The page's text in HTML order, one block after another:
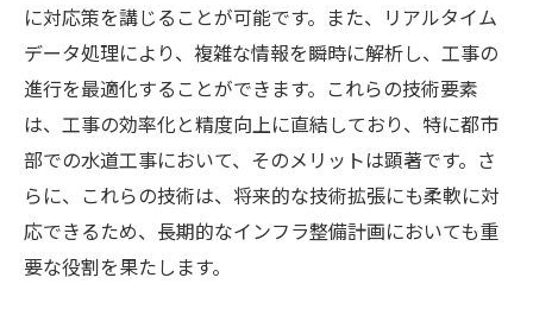
に対応策を講じることが可能です。また、リアルタイム
データ処理により、複雑な情報を瞬時に解析し、工事の
進行を最適化することができます。これらの技術要素
は、工事の効率化と精度向上に直結しており、特に都市
部での水道工事において、そのメリットは顕著です。さ
らに、これらの技術は、将来的な技術拡張にも柔軟に対
応できるため、長期的なインフラ整備計画においても重
要な役割を果たします。